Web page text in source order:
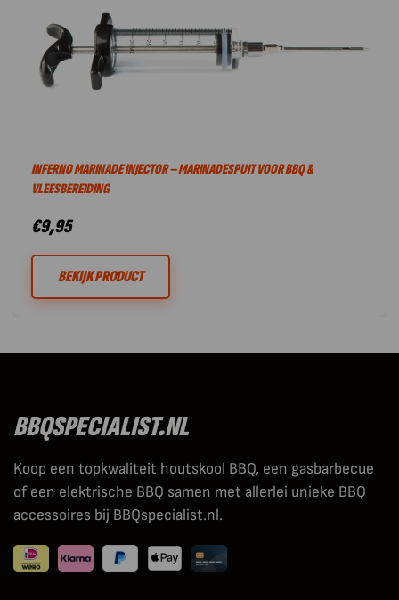
INFERNO MARINADE INJECTOR – MARINADESPUIT VOOR BBQ &
VLEESBEREIDING
€9,95
BEKIJK PRODUCT
BBQSPECIALIST.NL
Koop een topkwaliteit houtskool BBQ, een gasbarbecue
of een elektrische BBQ samen met allerlei unieke BBQ
accessoires bij BBQspecialist.nl.